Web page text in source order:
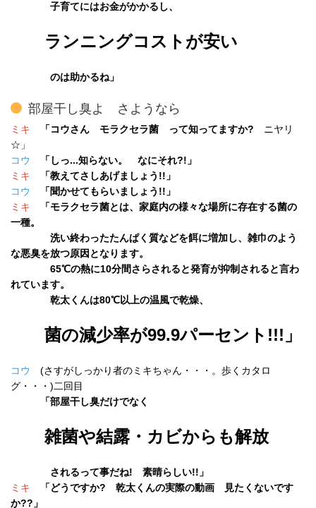
子育てにはお金がかかるし、
ランニングコストが安い
のは助かるね」
部屋干し臭よ さようなら
ミキ 「コウさん モラクセラ菌 って知ってますか? ニヤリ
☆」
コウ
「しっ...知らない。 なにそれ?!」
ミキ
「教えてさしあげましょう!!」
コウ
「聞かせてもらいましょう!!」
ミキ
「モラクセラ菌とは、家庭内の様々な場所に存在する菌の
一種。
洗い終わったたんぱく質などを餌に増加し、雑巾のよう
な悪臭を放つ原因となります。
65℃の熱に10分間さらされると発育が抑制されると言わ
れています。
乾太くんは80℃以上の温風で乾燥、
菌の減少率が99.9パーセント!!!」
コウ
(さすがしっかり者のミキちゃん・・・。歩くカタロ
グ・・・)二回目
「部屋干し臭だけでなく
雑菌や結露・カビからも解放
されるって事だね! 素晴らしい!!」
ミキ
「どうですか? 乾太くんの実際の動画 見たくないです
か??」